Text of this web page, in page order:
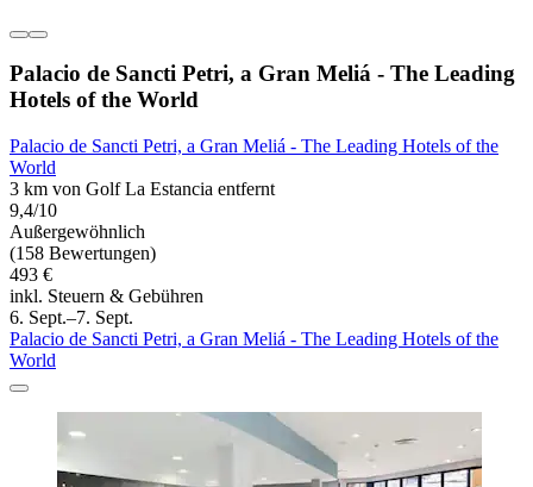
Palacio de Sancti Petri, a Gran Meliá - The Leading
Hotels of the World
Palacio de Sancti Petri, a Gran Meliá - The Leading Hotels of the
World
3 km von Golf La Estancia entfernt
9,4/10
Außergewöhnlich
(158 Bewertungen)
493 €
inkl. Steuern & Gebühren
6. Sept.–7. Sept.
Palacio de Sancti Petri, a Gran Meliá - The Leading Hotels of the
World